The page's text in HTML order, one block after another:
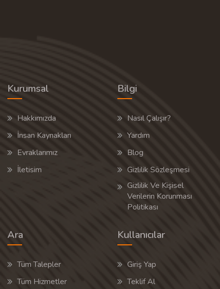
Kurumsal
Hakkımızda
İnsan Kaynakları
Evraklarımız
İletisim
Bilgi
Nasıl Çalışır?
Yardım
Blog
Gizlilik Sözleşmesi
Gizlilik Ve Kişisel
Verilerin Korunması
Politikası
Ara
Tüm Talepler
Tüm Hizmetler
Kullanıcılar
Giriş Yap
Teklif Al